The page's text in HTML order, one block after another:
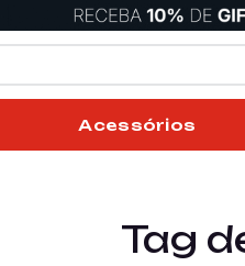
Acessórios
Tag